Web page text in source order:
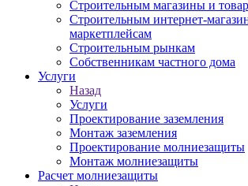
Строительным магазины и
Строительным интернет-
маркетплейсам
Строительным рынкам
Собственникам частного дома
Услуги
Назад
Услуги
Проектирование заземления
Монтаж заземления
Проектирование молниезащиты
Монтаж молниезащиты
Расчет молниезащиты